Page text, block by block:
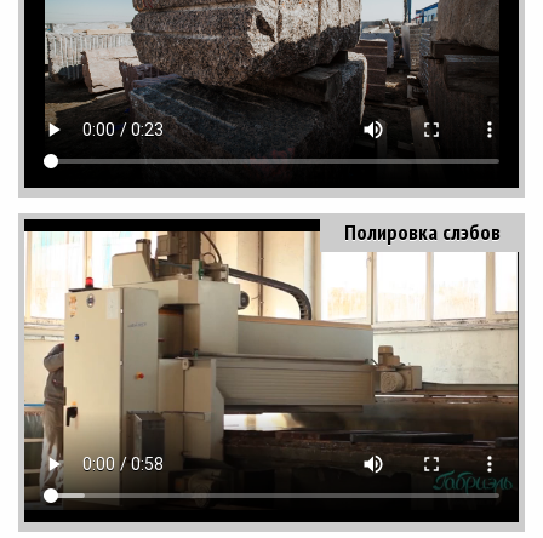
Полировка слэбов